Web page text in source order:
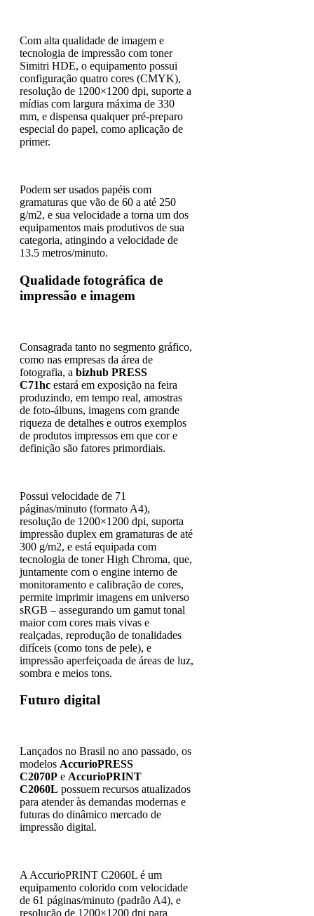
Com alta qualidade de imagem e
tecnologia de impressão com toner
Simitri HDE, o equipamento possui
configuração quatro cores (CMYK),
resolução de 1200×1200 dpi, suporte a
mídias com largura máxima de 330
mm, e dispensa qualquer pré-preparo
especial do papel, como aplicação de
primer.
Podem ser usados papéis com
gramaturas que vão de 60 a até 250
g/m2, e sua velocidade a torna um dos
equipamentos mais produtivos de sua
categoria, atingindo a velocidade de
13.5 metros/minuto.
Qualidade fotográfica de
impressão e imagem
Consagrada tanto no segmento gráfico,
como nas empresas da área de
fotografia, a bizhub PRESS
C71hc estará em exposição na feira
produzindo, em tempo real, amostras
de foto-álbuns, imagens com grande
riqueza de detalhes e outros exemplos
de produtos impressos em que cor e
definição são fatores primordiais.
Possui velocidade de 71
páginas/minuto (formato A4),
resolução de 1200×1200 dpi, suporta
impressão duplex em gramaturas de até
300 g/m2, e está equipada com
tecnologia de toner High Chroma, que,
juntamente com o engine interno de
monitoramento e calibração de cores,
permite imprimir imagens em universo
sRGB – assegurando um gamut tonal
maior com cores mais vivas e
realçadas, reprodução de tonalidades
difíceis (como tons de pele), e
impressão aperfeiçoada de áreas de luz,
sombra e meios tons.
Futuro digital
Lançados no Brasil no ano passado, os
modelos AccurioPRESS
C2070P e AccurioPRINT
C2060L possuem recursos atualizados
para atender às demandas modernas e
futuras do dinâmico mercado de
impressão digital.
A AccurioPRINT C2060L é um
equipamento colorido com velocidade
de 61 páginas/minuto (padrão A4), e
resolução de 1200×1200 dpi para